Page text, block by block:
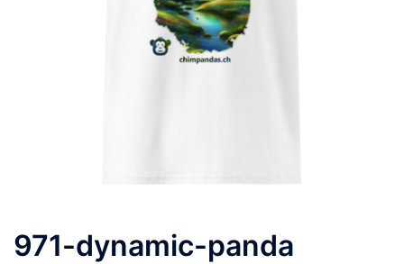
971-dynamic-panda